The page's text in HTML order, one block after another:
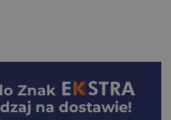
Znak
na dostawie!